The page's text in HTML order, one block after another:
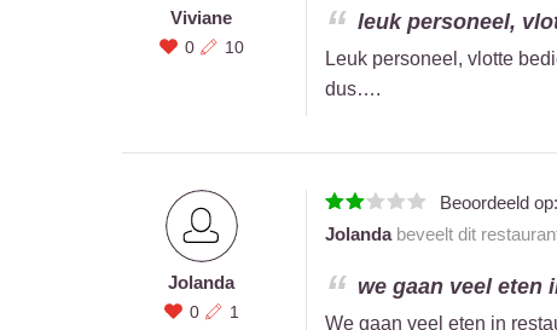
Viviane
0 10
leuk personeel,
Leuk personeel, vlotte
dus….
Jolanda
0 1
Beoordeeld op:
Jolandabeveelt dit
we gaan veel eten
We gaan veel eten in